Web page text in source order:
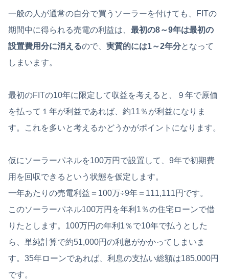
一般の人が通常の自分で買うソーラーを付けても、FITの
期間中に得られる売電の利益は、 最初の8～9年は最初の
設置費用分に消えるので、 実質的には1～2年分となって
しまいます。
最初のFITの10年に限定して収益を考えると、９年で原価
を払って１年が利益であれば、約11％が利益になりま
す。これを多いと考えるかどうかがポイントになります。
仮にソーラーパネルを100万円で設置して、9年で初期費
用を回収できるという状態を仮定します。
一年あたりの売電利益＝100万÷9年＝111,111円です。
このソーラーパネル100万円を年利1％の住宅ローンで借
りたとします。100万円の年利1％で10年で払うとした
ら、単純計算で約51,000円の利息がかかってしまいま
す。35年ローンであれば、利息の支払い総額は185,000円
です。